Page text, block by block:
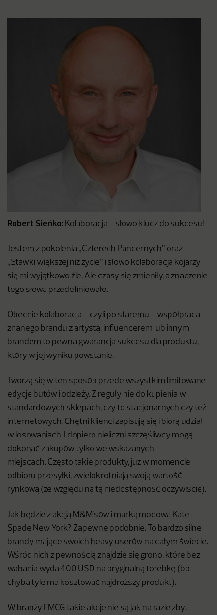
Robert Sieńko: Kolaboracja – słowo klucz do sukcesu!
Jestem z pokolenia „Czterech Pancernych” oraz
„Stawki większej niż życie” i słowo kolaboracja kojarzy
się mi wyjątkowo źle. Ale czasy się zmieniły, a znaczenie
tego słowa przedefiniowało.
Obecnie kolaboracja – czyli po staremu – współpraca
znanego brandu z artystą, influencerem lub innym
brandem to pewna gwarancja sukcesu dla produktu,
który w jej wyniku powstanie.
Tworzą się w ten sposób przede wszystkim limitowane
edycje butów i odzieży. Z reguły nie do kupienia w
standardowych sklepach, czy to stacjonarnych czy też
internetowych. Chętni klienci zapisują się i biorą udział
w losowaniach. I dopiero nieliczni szczęśliwcy mogą
dokonać zakupów tylko we wskazanych
miejscach. Często takie produkty, już w momencie
odbioru przesyłki, zwielokrotniają swoją wartość
rynkową (ze względu na tą niedostępność oczywiście).
Jak będzie z akcją M&M’sów i marką modową Kate
Spade New York? Zapewne podobnie. To bardzo silne
brandy mające swoich heavy userów na całym świecie.
Wśród nich z pewnością znajdzie się grono, które bez
wahania wyda 400 USD na oryginalną torebkę (bo
chyba tyle ma kosztować najdroższy produkt).
W branży FMCG takie akcje nie są jak na razie zbyt